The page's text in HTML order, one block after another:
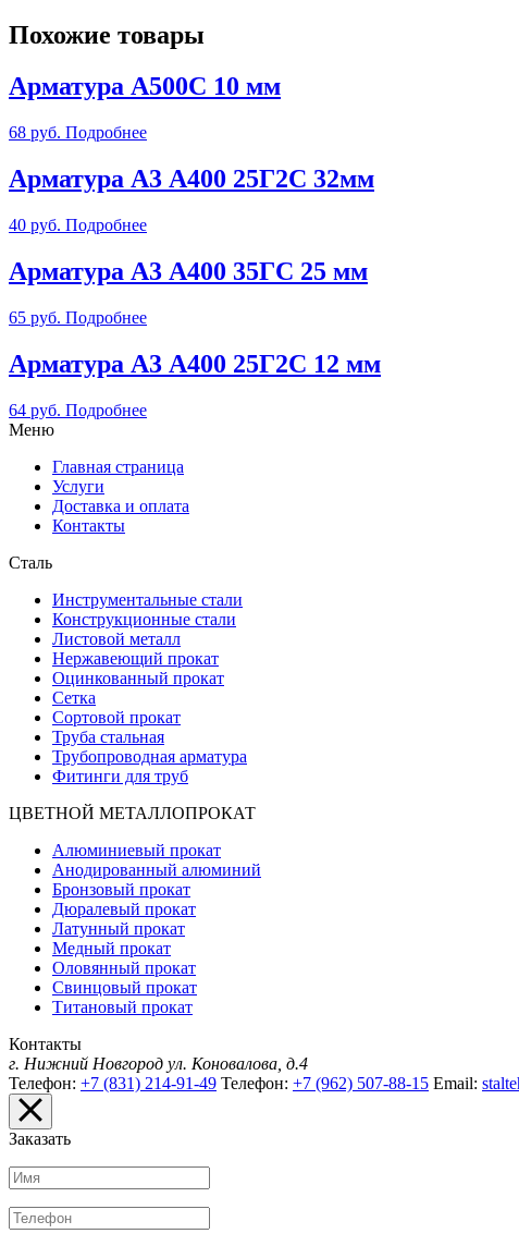
Похожие товары
Арматура А500С 10 мм
68 руб. Подробнее
Арматура А3 А400 25Г2С 32мм
40 руб. Подробнее
Арматура А3 А400 35ГС 25 мм
65 руб. Подробнее
Арматура А3 А400 25Г2С 12 мм
64 руб. Подробнее
Меню
Главная страница
Услуги
Доставка и оплата
Контакты
Сталь
Инструментальные стали
Конструкционные стали
Листовой металл
Нержавеющий прокат
Оцинкованный прокат
Сетка
Сортовой прокат
Труба стальная
Трубопроводная арматура
Фитинги для труб
ЦВЕТНОЙ МЕТАЛЛОПРОКАТ
Алюминиевый прокат
Анодированный алюминий
Бронзовый прокат
Дюралевый прокат
Латунный прокат
Медный прокат
Оловянный прокат
Свинцовый прокат
Титановый прокат
Контакты
г. Нижний Новгород ул. Коновалова, д.4
Телефон: +7 (831) 214-91-49 Телефон: +7 (962) 507-88-15 Email:
Заказать